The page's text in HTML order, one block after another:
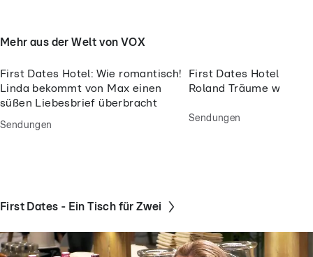
Mehr aus der Welt von VOX
First Dates Hotel: Wie romantisch!
Linda bekommt von Max einen
süßen Liebesbrief überbracht
Sendungen
First Dates Hotel: Für
Roland Träume wahr
Sendungen
First Dates - Ein Tisch für Zwei